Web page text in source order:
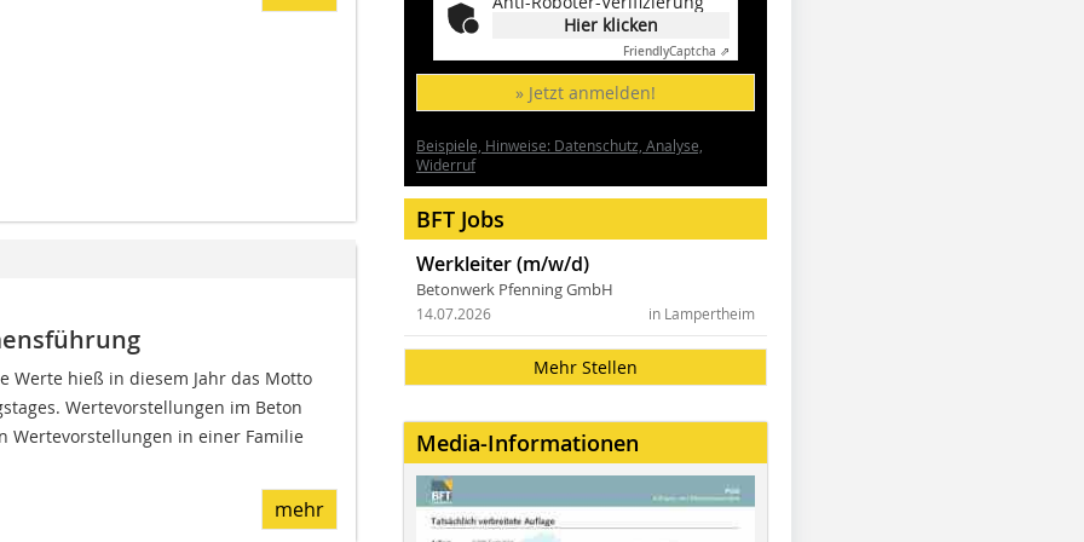
Werte hieß in diesem Jahr das Motto
Wertevorstellungen im Beton
Wertevorstellungen in einer Familie
mehr
Hier klicken
FriendlyCaptcha ⇗
» Jetzt anmelden!
Beispiele, Hinweise: Datenschutz, Analyse,
Widerruf
BFT Jobs
Werkleiter (m/w/d)
Betonwerk Pfenning GmbH
in Lampertheim
14.07.2026
Mehr Stellen
Media-Informationen